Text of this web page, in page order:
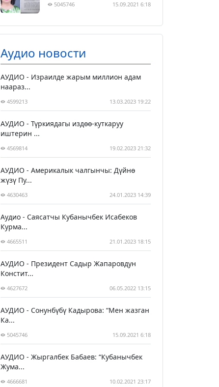
5045746 15.09.2021 6:18
Аудио новости
АУДИО - Израилде жарым миллион адам
наараз...
4599213 13.03.2023 19:22
АУДИО - Түркиядагы издөө-куткаруу
иштерин ...
4569814 19.02.2023 21:32
АУДИО - Америкалык чалгынчы: Дүйнө
жүзү Пу...
4630463 24.01.2023 14:39
Аудио - Саясатчы Кубанычбек Исабеков
Курма...
4665511 21.01.2023 18:15
АУДИО - Президент Садыр Жапаровдун
Констит...
4627672 06.05.2022 13:15
АУДИО - Сонунбүбү Кадырова: “Мен жазган
Ка...
5045746 15.09.2021 6:18
АУДИО - Жыргалбек Бабаев: “Кубанычбек
Жума...
4666681 10.02.2021 23:17